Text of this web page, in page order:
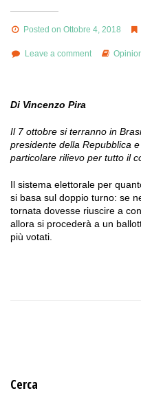
Posted on Ottobre 4, 2018
Leave a comment
Di Vincenzo Pira
Il 7 ottobre si terranno in
presidente della Repubblica
particolare rilievo per tutto il
Il sistema elettorale per
si basa sul doppio turno: se
tornata dovesse riuscire a
allora si procederà a un
più votati.
Cerca